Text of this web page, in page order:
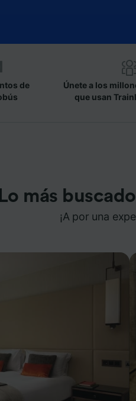
de
Únete a los
que usan
Lo más
¡A por una